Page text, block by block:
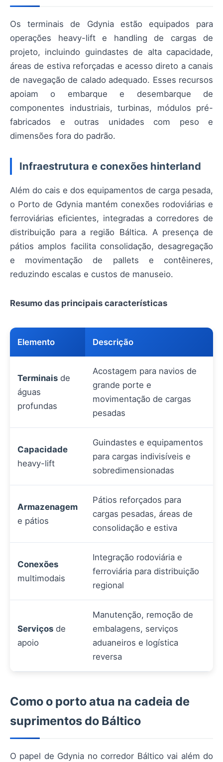
Os terminais de Gdynia estão equipados para
operações heavy-lift e handling de cargas de
projeto, incluindo guindastes de alta capacidade,
áreas de estiva reforçadas e acesso direto a canais
de navegação de calado adequado. Esses recursos
apoiam o embarque e desembarque de
componentes industriais, turbinas, módulos pré-
fabricados e outras unidades com peso e
dimensões fora do padrão.
Infraestrutura e conexões hinterland
Além do cais e dos equipamentos de carga pesada,
o Porto de Gdynia mantém conexões rodoviárias e
ferroviárias eficientes, integradas a corredores de
distribuição para a região Báltica. A presença de
pátios amplos facilita consolidação, desagregação
e movimentação de pallets e contêineres,
reduzindo escalas e custos de manuseio.
Resumo das principais características
Elemento Descrição
Terminais de
águas
profundas
Acostagem para navios de
grande porte e
movimentação de cargas
pesadas
Capacidade
heavy-lift
Guindastes e equipamentos
para cargas indivisíveis e
sobredimensionadas
Armazenagem
e pátios
Pátios reforçados para
cargas pesadas, áreas de
consolidação e estiva
Conexões
multimodais
Integração rodoviária e
ferroviária para distribuição
regional
Serviços de
apoio
Manutenção, remoção de
embalagens, serviços
aduaneiros e logística
reversa
Como o porto atua na cadeia de
suprimentos do Báltico
O papel de Gdynia no corredor Báltico vai além do